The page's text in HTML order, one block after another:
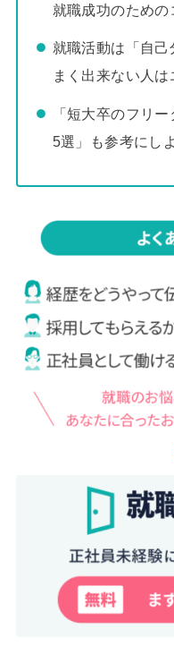
就職成功のための
就職活動は「自己
まく出来ない人
「短大卒のフリ
5選」も参考にし